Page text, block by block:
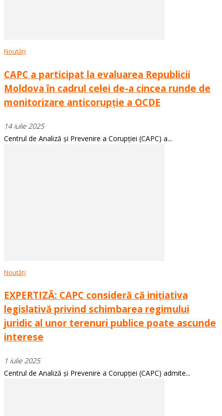
Noutăți
CAPC a participat la evaluarea Republicii
Moldova în cadrul celei de-a cincea runde de
monitorizare anticorupție a OCDE
14 iulie 2025
Centrul de Analiză și Prevenire a Corupției (CAPC) a...
Noutăți
EXPERTIZĂ: CAPC consideră că inițiativa
legislativă privind schimbarea regimului
juridic al unor terenuri publice poate ascunde
interese
1 iulie 2025
Centrul de Analiză și Prevenire a Corupției (CAPC) admite...